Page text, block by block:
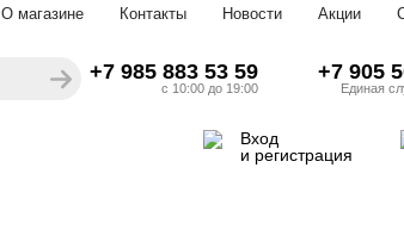
О магазине Контакты Новости Акции
+7 985 883 53 59
с 10:00 до 19:00
+7 905
Единая
Вход
и регистрация